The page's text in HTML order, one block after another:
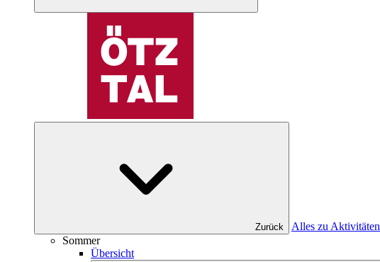
Zurück
Alles zu Aktivitäten
Sommer
Übersicht